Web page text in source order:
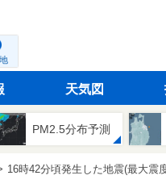
天気図
PM2.5分布予測
16時42分頃発生した地震(最大震